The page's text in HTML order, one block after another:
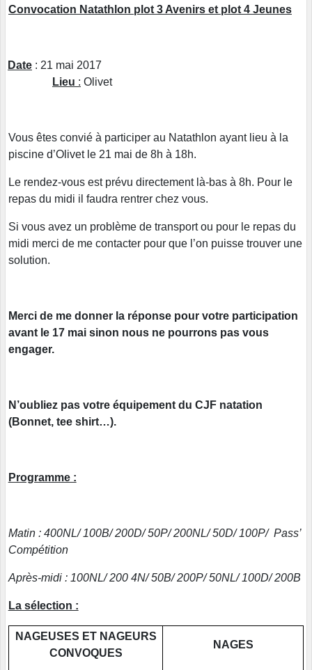
Convocation Natathlon plot 3 Avenirs et plot 4 Jeunes
Date : 21 mai 2017
Lieu : Olivet
Vous êtes convié à participer au Natathlon ayant lieu à la
piscine d’Olivet le 21 mai de 8h à 18h.
Le rendez-vous est prévu directement là-bas à 8h. Pour le
repas du midi il faudra rentrer chez vous.
Si vous avez un problème de transport ou pour le repas du
midi merci de me contacter pour que l’on puisse trouver une
solution.
Merci de me donner la réponse pour votre participation
avant le 17 mai sinon nous ne pourrons pas vous
engager.
N’oubliez pas votre équipement du CJF natation
(Bonnet, tee shirt…).
Programme :
Matin : 400NL/ 100B/ 200D/ 50P/ 200NL/ 50D/ 100P/ Pass’
Compétition
Après-midi : 100NL/ 200 4N/ 50B/ 200P/ 50NL/ 100D/ 200B
La sélection :
NAGEUSES ET NAGEURS
CONVOQUES
NAGES